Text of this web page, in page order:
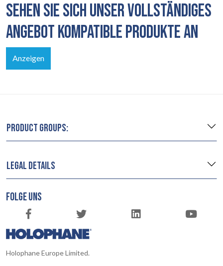
SEHEN SIE SICH UNSER VOLLSTÄNDIGES
ANGEBOT KOMPATIBLE PRODUKTE AN
Anzeigen
PRODUCT GROUPS:
LEGAL DETAILS
FOLGE UNS
Holophane Europe Limited.